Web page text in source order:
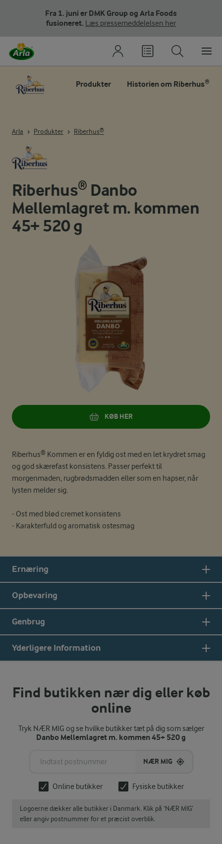
Fra 1. juni er DMK Group og Arla Foods
fusioneret. Læs pressemeddelelsen her
Produkter Historien om Riberhus®
Arla Produkter Riberhus®
Riberhus® Danbo
Mellemlagret m. kommen
45+ 520 g
KØB HER
Riberhus® Kommen er en fyldig ost med en let krydret smag
og god skærefast konsistens. Passer perfekt til
morgenmaden, rugbrødsmadden eller som en hapser, når
lysten melder sig.
- Ost med blød cremet konsistens
- Karakterfuld og aromatisk ostesmag
Ernæring
Opbevaring
Genbrug
Yderligere Information
Find butikken nær dig eller køb
online
Tryk NÆR MIG og se hvilke butikker tæt på dig som sælger
Danbo Mellemlagret m. kommen 45+ 520 g
NÆR MIG
Online butikker Fysiske butikker
Logoerne dækker alle butikker i Danmark. Klik på ‘NÆR MIG’
eller angiv postnummer for et præcist overblik.